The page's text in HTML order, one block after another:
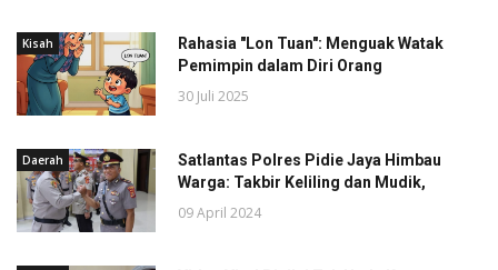
Kisah
Rahasia "Lon Tuan": Menguak Watak
Pemimpin dalam Diri Orang
30 Juli 2025
Daerah
Satlantas Polres Pidie Jaya Himbau
Warga: Takbir Keliling dan Mudik,
09 April 2024